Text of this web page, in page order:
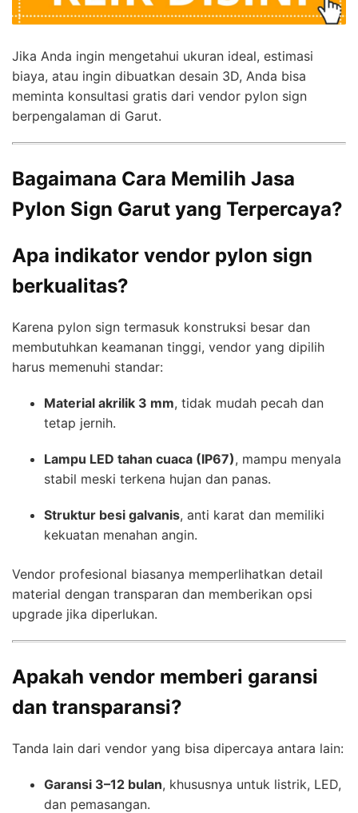
Jika Anda ingin mengetahui ukuran ideal, estimasi
biaya, atau ingin dibuatkan desain 3D, Anda bisa
meminta konsultasi gratis dari vendor pylon sign
berpengalaman di Garut.
Bagaimana Cara Memilih Jasa
Pylon Sign Garut yang Terpercaya?
Apa indikator vendor pylon sign
berkualitas?
Karena pylon sign termasuk konstruksi besar dan
membutuhkan keamanan tinggi, vendor yang dipilih
harus memenuhi standar:
Material akrilik 3 mm, tidak mudah pecah dan
tetap jernih.
Lampu LED tahan cuaca (IP67), mampu menyala
stabil meski terkena hujan dan panas.
Struktur besi galvanis, anti karat dan memiliki
kekuatan menahan angin.
Vendor profesional biasanya memperlihatkan detail
material dengan transparan dan memberikan opsi
upgrade jika diperlukan.
Apakah vendor memberi garansi
dan transparansi?
Tanda lain dari vendor yang bisa dipercaya antara lain:
Garansi 3–12 bulan, khususnya untuk listrik, LED,
dan pemasangan.